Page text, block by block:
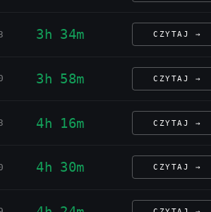
3h 34m CZYTAJ →
3h 58m CZYTAJ →
4h 16m CZYTAJ →
4h 30m CZYTAJ →